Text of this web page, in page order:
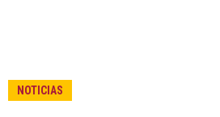
NOTICIAS